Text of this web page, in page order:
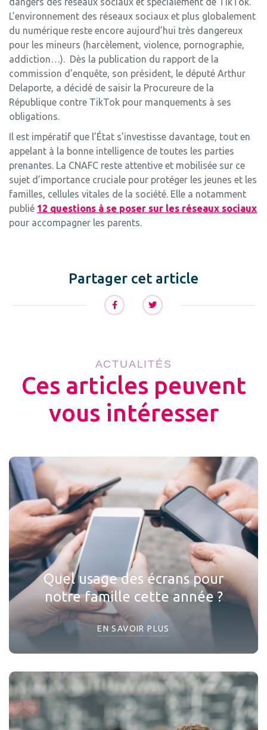
L’environnement des réseaux sociaux et plus globalement
du numérique reste encore aujourd’hui très dangereux
pour les mineurs (harcèlement, violence, pornographie,
addiction…). Dès la publication du rapport de la
commission d’enquête, son président, le député Arthur
Delaporte, a décidé de saisir la Procureure de la
République contre TikTok pour manquements à ses
obligations.
Il est impératif que l’État s’investisse davantage, tout en
appelant à la bonne intelligence de toutes les parties
prenantes. La CNAFC reste attentive et mobilisée sur ce
sujet d’importance cruciale pour protéger les jeunes et les
familles, cellules vitales de la société. Elle a notamment
publié 12 questions à se poser sur les réseaux sociaux
pour accompagner les parents.
Partager cet article
ACTUALITÉS
Ces articles peuvent
vous intéresser
Quel usage des écrans pour
notre famille cette année ?
EN SAVOIR PLUS